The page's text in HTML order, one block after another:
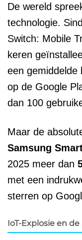
De wereld
technologie.
Switch: Mobile
keren
een gemiddelde
op de Google
dan 100
Maar de
Samsung
2025 meer dan
met een
sterren op
IoT-Explosie en